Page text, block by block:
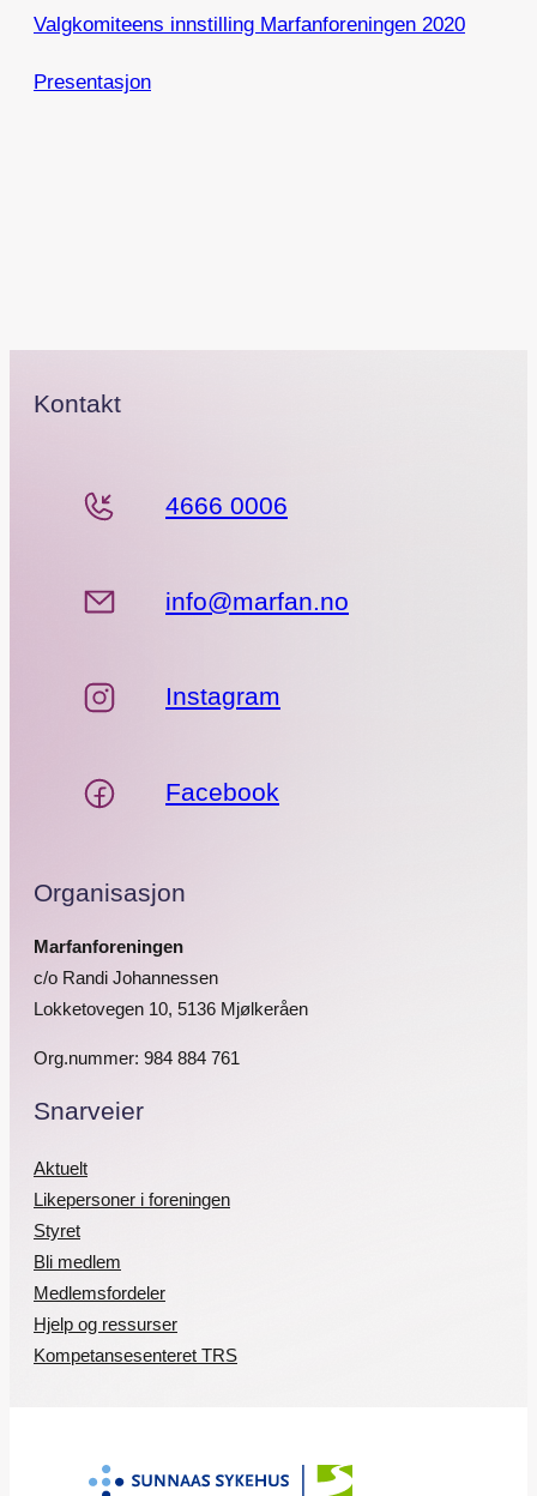
Valgkomiteens innstilling Marfanforeningen 2020
Presentasjon
Kontakt
4666 0006
info@marfan.no
Instagram
Facebook
Organisasjon
Marfanforeningen
c/o Randi Johannessen
Lokketovegen 10, 5136 Mjølkeråen
Org.nummer: 984 884 761
Snarveier
Aktuelt
Likepersoner i foreningen
Styret
Bli medlem
Medlemsfordeler
Hjelp og ressurser
Kompetansesenteret TRS